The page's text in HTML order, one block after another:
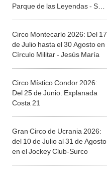
Parque de las Leyendas - San
Circo Montecarlo 2026: Del 17
de Julio hasta el 30 Agosto en
Círculo Militar - Jesús María
Circo Místico Condor 2026:
Del 25 de Junio. Explanada
Costa 21
Gran Circo de Ucrania 2026:
del 10 de Julio al 31 de Agosto
en el Jockey Club-Surco